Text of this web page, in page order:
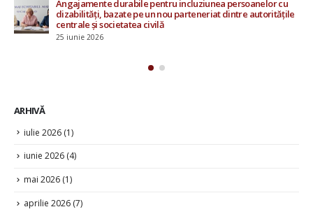
Angajamente durabile pentru incluziunea persoanelor cu
dizabilități, bazate pe un nou parteneriat dintre autoritățile
centrale și societatea civilă
ARHIVĂ
iulie 2026 (1)
iunie 2026 (4)
mai 2026 (1)
aprilie 2026 (7)